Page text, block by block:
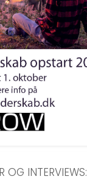
OG INTERVIEWS: